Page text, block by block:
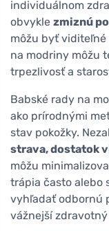
individuálnom
obvykle zmiznú
môžu byť viditeľné
na modriny môžu
trpezlivosť a
Babské rady na
ako prírodnými
stav pokožky.
strava, dostatok
môžu
trápia často alebo
vyhľadať odbornú
vážnejší